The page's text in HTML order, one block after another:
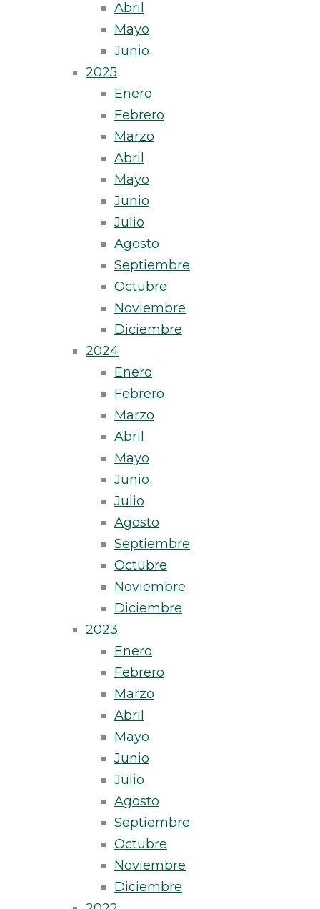
Abril
Mayo
Junio
2025
Enero
Febrero
Marzo
Abril
Mayo
Junio
Julio
Agosto
Septiembre
Octubre
Noviembre
Diciembre
2024
Enero
Febrero
Marzo
Abril
Mayo
Junio
Julio
Agosto
Septiembre
Octubre
Noviembre
Diciembre
2023
Enero
Febrero
Marzo
Abril
Mayo
Junio
Julio
Agosto
Septiembre
Octubre
Noviembre
Diciembre